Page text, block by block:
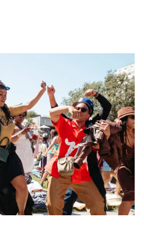
来相互支持。